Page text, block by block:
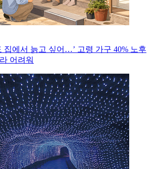
집에서 늙고 싶어…’ 고령 가구 40% 노후
어려워